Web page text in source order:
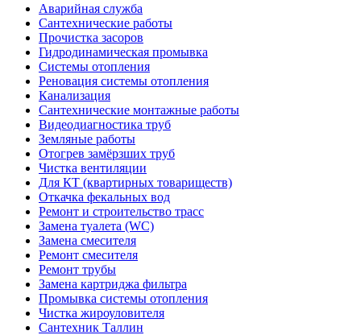
Аварийная служба
Сантехнические работы
Прочистка засоров
Гидродинамическая промывка
Системы отопления
Реновация системы отопления
Канализация
Сантехнические монтажные работы
Видеодиагностика труб
Земляные работы
Отогрев замёрзших труб
Чистка вентиляции
Для КТ (квартирных товариществ)
Откачка фекальных вод
Ремонт и строительство трасс
Замена туалета (WC)
Замена смесителя
Ремонт смесителя
Ремонт трубы
Замена картриджа фильтра
Промывка системы отопления
Чистка жироуловителя
Сантехник Таллин